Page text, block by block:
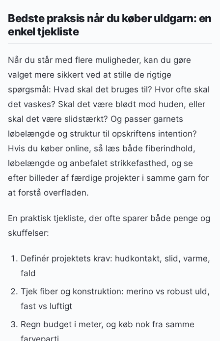
Bedste praksis når du køber uldgarn: en
enkel tjekliste
Når du står med flere muligheder, kan du gøre
valget mere sikkert ved at stille de rigtige
spørgsmål: Hvad skal det bruges til? Hvor ofte skal
det vaskes? Skal det være blødt mod huden, eller
skal det være slidstærkt? Og passer garnets
løbelængde og struktur til opskriftens intention?
Hvis du køber online, så læs både fiberindhold,
løbelængde og anbefalet strikkefasthed, og se
efter billeder af færdige projekter i samme garn for
at forstå overfladen.
En praktisk tjekliste, der ofte sparer både penge og
skuffelser:
Definér projektets krav: hudkontakt, slid, varme,
fald
Tjek fiber og konstruktion: merino vs robust uld,
fast vs luftigt
Regn budget i meter, og køb nok fra samme
farveparti